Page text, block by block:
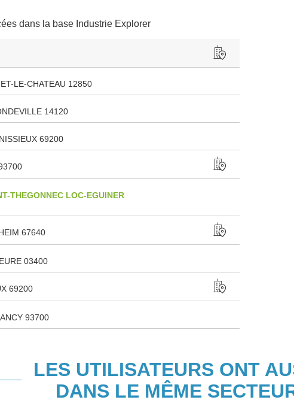
dans la base Industrie Explorer
LE-CHATEAU 12850
14120
69200
THEGONNEC LOC-EGUINER
67640
03400
69200
93700
LES UTILISATEURS ONT
DANS LE MÊME